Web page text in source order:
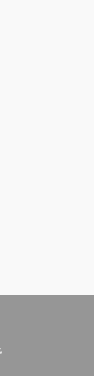
,